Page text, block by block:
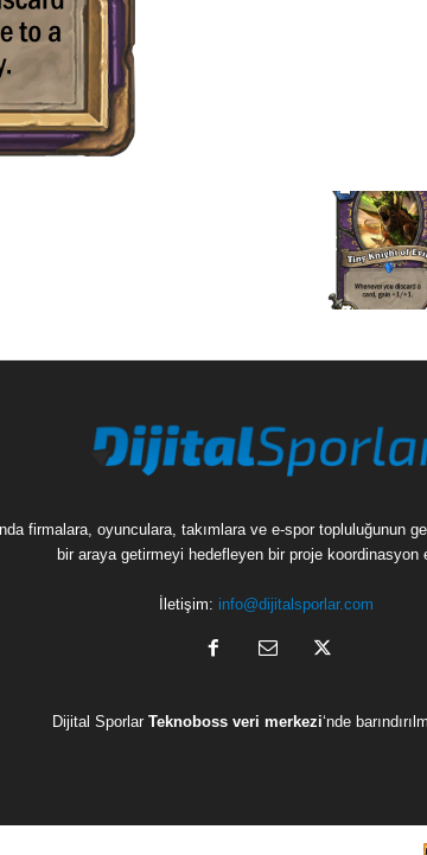
firmalara, oyunculara, takımlara ve e-spor topluluğunun
bir araya getirmeyi hedefleyen bir proje koordinasyon
İletişim: info@dijitalsporlar.com
Dijital Sporlar Teknoboss veri merkezi‘nde